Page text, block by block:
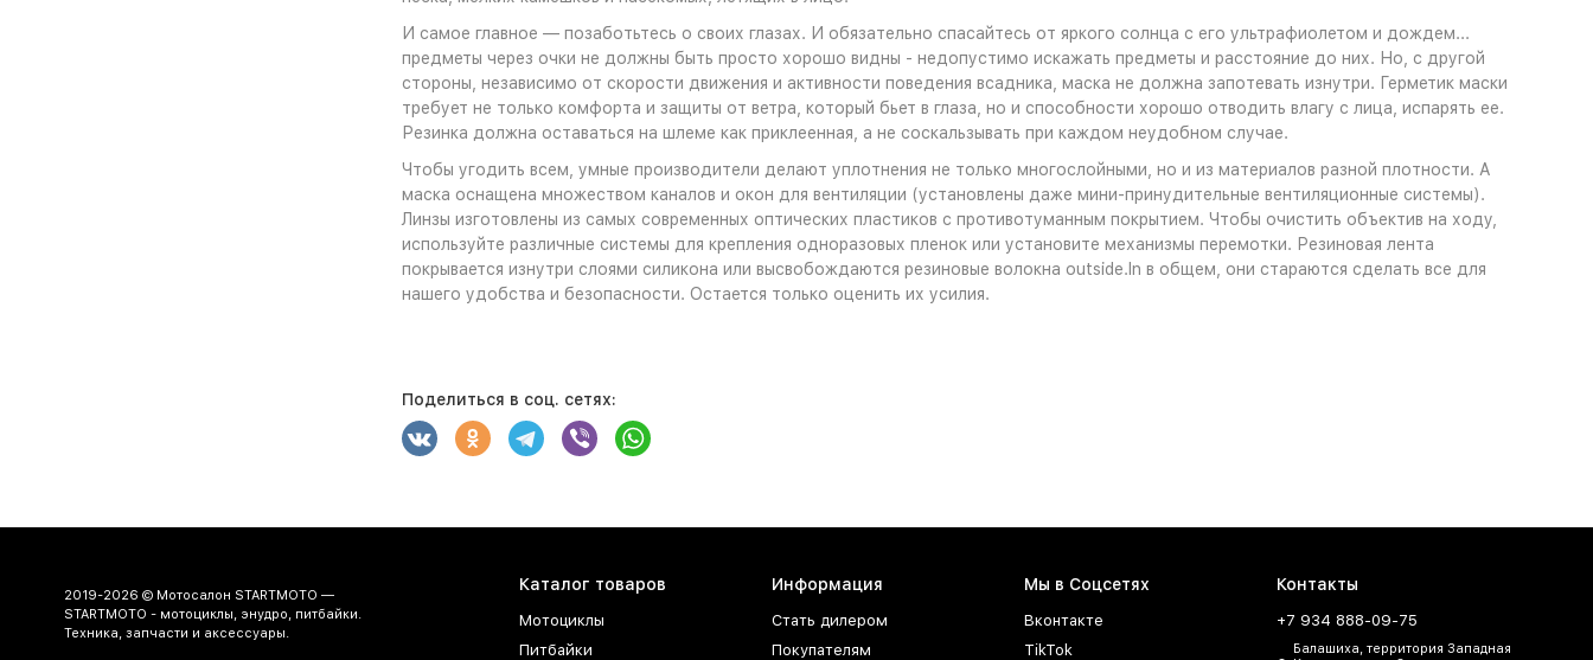
И самое главное — позаботьтесь о своих глазах. И обязательно спасайтесь от яркого солнца с его ультрафиолетом и дождем...
предметы через очки не должны быть просто хорошо видны - недопустимо искажать предметы и расстояние до них. Но, с другой
стороны, независимо от скорости движения и активности поведения всадника, маска не должна запотевать изнутри. Герметик маски
требует не только комфорта и защиты от ветра, который бьет в глаза, но и способности хорошо отводить влагу с лица, испарять ее.
Резинка должна оставаться на шлеме как приклеенная, а не соскальзывать при каждом неудобном случае.
Чтобы угодить всем, умные производители делают уплотнения не только многослойными, но и из материалов разной плотности. А
маска оснащена множеством каналов и окон для вентиляции (установлены даже мини-принудительные вентиляционные системы).
Линзы изготовлены из самых современных оптических пластиков с противотуманным покрытием. Чтобы очистить объектив на ходу,
используйте различные системы для крепления одноразовых пленок или установите механизмы перемотки. Резиновая лента
покрывается изнутри слоями силикона или высвобождаются резиновые волокна outside.In в общем, они стараются сделать все для
нашего удобства и безопасности. Остается только оценить их усилия.
Поделиться в соц. сетях:
2019-2026 © Мотосалон STARTMOTO —
STARTMOTO - мотоциклы, энудро, питбайки.
Техника, запчасти и аксессуары.
Каталог товаров
Мотоциклы
Питбайки
Информация
Стать дилером
Покупателям
Мы в Соцсетях
Вконтакте
TikTok
Контакты
+7 934 888-09-75
Балашиха, территория Западная